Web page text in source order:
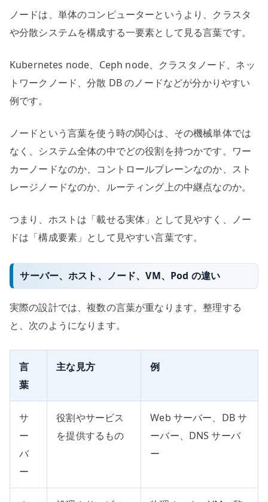
ノードは、単体のコンピューターというより、クラスタ
や分散システムを構成する一要素として見る言葉です。
Kubernetes node、Ceph node、クラスタノード、ネッ
トワークノード、分散 DB のノードなどが分かりやすい
例です。
ノードという言葉を使う時の関心は、その機械単体では
なく、システム全体の中でどの役割を持つかです。ワー
カーノードなのか、コントロールプレーンなのか、スト
レージノードなのか、ルーティング上の中継点なのか。
つまり、ホストは「載せる実体」として見やすく、ノー
ドは「構成要素」として見やすい言葉です。
サーバー、ホスト、ノード、VM、Pod の違い
実際の設計では、複数の言葉が重なります。整理する
と、次のようになります。
言
葉
主な見方 例
サ
ー
バ
ー
役割やサービス
を提供するもの
Web サーバー、DB サ
ーバー、DNS サーバ
ー